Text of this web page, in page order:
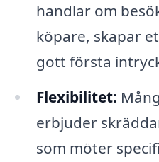
handlar om
köpare, skapar
gott första
Flexibilitet:
erbjuder
som möter